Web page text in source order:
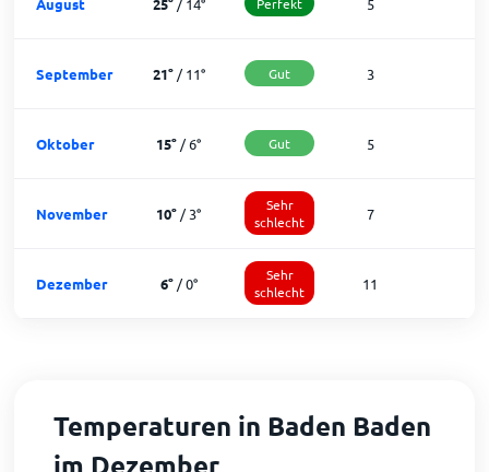
September 21°/11° Gut 3
Oktober 15° /6° Gut 5
November 10° /3°
Sehr
schlecht
7
Dezember 6°/0°
Sehr
schlecht
11
Temperaturen in Baden Baden
im Dezember